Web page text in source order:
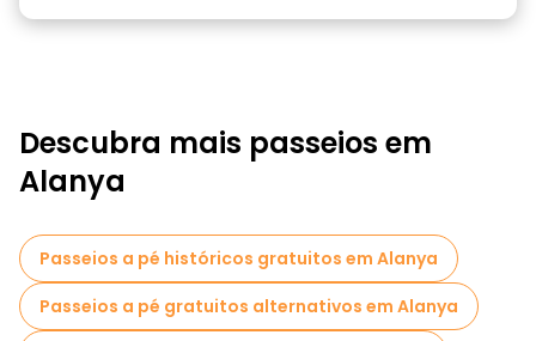
Descubra mais passeios em
Alanya
Passeios a pé históricos gratuitos em Alanya
Passeios a pé gratuitos alternativos em Alanya